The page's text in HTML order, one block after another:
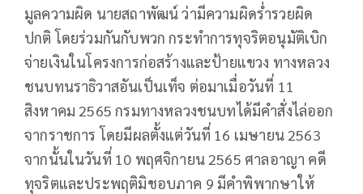
มูลความผิด นายสถาพัฒน์ ว่ามีความผิดร่ำรวยผิด
ปกติ โดยร่วมกันกับพวก กระทำการทุจริตอนุมัติเบิก
จ่ายเงินในโครงการก่อสร้างและป้ายแขวง ทางหลวง
ชนบทนราธิวาสอันเป็นเท็จ ต่อมาเมื่อวันที่ 11
สิงหาคม 2565 กรมทางหลวงชนบทได้มีคำสั่งไล่ออก
จากราชการ โดยมีผลตั้งแต่วันที่ 16 เมษายน 2563
จากนั้นในวันที่ 10 พฤศจิกายน 2565 ศาลอาญา คดี
ทุจริตและประพฤติมิชอบภาค 9 มีคำพิพากษาให้